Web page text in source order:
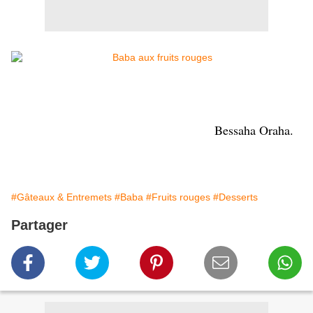
Bessaha Oraha.
#Gâteaux & Entremets #Baba #Fruits rouges #Desserts
Partager